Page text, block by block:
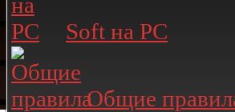
Soft на PC
Общие